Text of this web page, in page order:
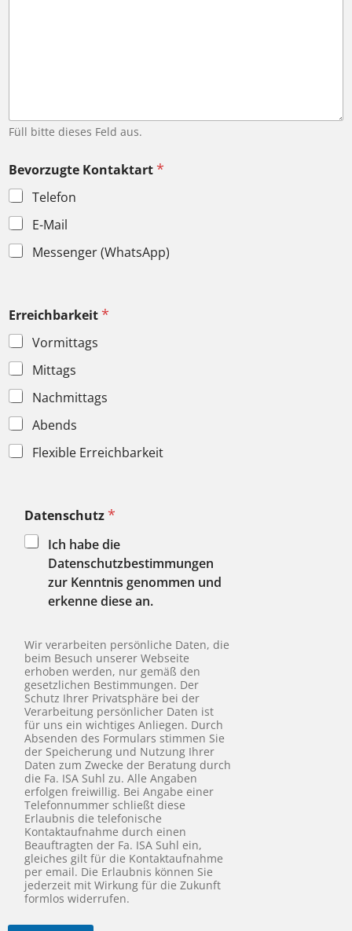
Füll bitte dieses Feld aus.
Bevorzugte Kontaktart*
Telefon
E-Mail
Messenger (WhatsApp)
Erreichbarkeit*
Vormittags
Mittags
Nachmittags
Abends
Flexible Erreichbarkeit
Datenschutz*
Ich habe die
Datenschutzbestimmungen
zur Kenntnis genommen und
erkenne diese an.
Wir verarbeiten persönliche Daten, die
beim Besuch unserer Webseite
erhoben werden, nur gemäß den
gesetzlichen Bestimmungen. Der
Schutz Ihrer Privatsphäre bei der
Verarbeitung persönlicher Daten ist
für uns ein wichtiges Anliegen. Durch
Absenden des Formulars stimmen Sie
der Speicherung und Nutzung Ihrer
Daten zum Zwecke der Beratung durch
die Fa. ISA Suhl zu. Alle Angaben
erfolgen freiwillig. Bei Angabe einer
Telefonnummer schließt diese
Erlaubnis die telefonische
Kontaktaufnahme durch einen
Beauftragten der Fa. ISA Suhl ein,
gleiches gilt für die Kontaktaufnahme
per email. Die Erlaubnis können Sie
jederzeit mit Wirkung für die Zukunft
formlos widerrufen.